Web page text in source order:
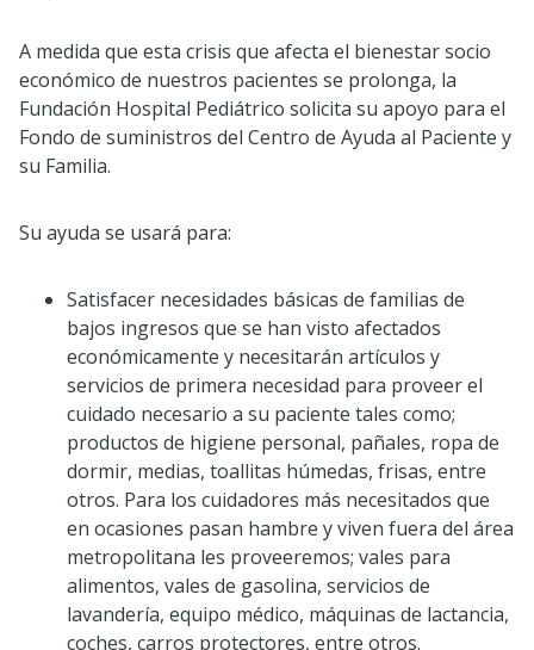
A medida que esta crisis que afecta el bienestar socio
económico de nuestros pacientes se prolonga, la
Fundación Hospital Pediátrico solicita su apoyo para el
Fondo de suministros del Centro de Ayuda al Paciente y
su Familia.
Su ayuda se usará para:
Satisfacer necesidades básicas de familias de
bajos ingresos que se han visto afectados
económicamente y necesitarán artículos y
servicios de primera necesidad para proveer el
cuidado necesario a su paciente tales como;
productos de higiene personal, pañales, ropa de
dormir, medias, toallitas húmedas, frisas, entre
otros. Para los cuidadores más necesitados que
en ocasiones pasan hambre y viven fuera del área
metropolitana les proveeremos; vales para
alimentos, vales de gasolina, servicios de
lavandería, equipo médico, máquinas de lactancia,
coches, carros protectores, entre otros.